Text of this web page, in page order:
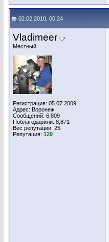
02.02.2010, 00:24
Vladimeer
Местный
Регистрация: 05.07.2009
Адрес: Воронеж
Сообщений: 6,809
Поблагодарили: 8,871
Вес репутации: 25
Репутация: 129